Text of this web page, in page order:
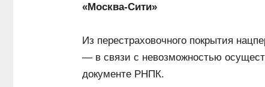
«Москва-Сити»
Из перестраховочного покрытия
— в связи с невозможностью
документе РНПК.